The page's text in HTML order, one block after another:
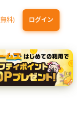
無料) ログイン
（家族カード発行）
) セットプラン